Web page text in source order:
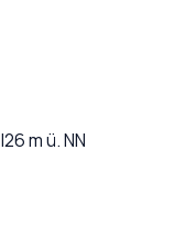
|26m ü. NN